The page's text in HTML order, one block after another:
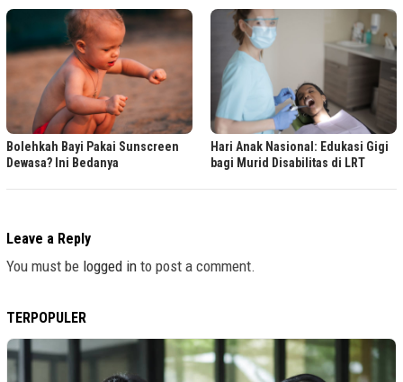
Bolehkah Bayi Pakai Sunscreen
Dewasa? Ini Bedanya
Hari Anak Nasional: Edukasi Gigi
bagi Murid Disabilitas di LRT
Leave a Reply
You must be logged in to post a comment.
TERPOPULER